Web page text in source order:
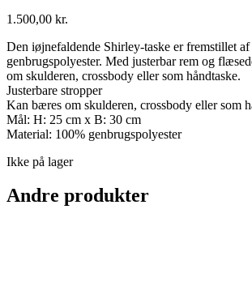
1.500,00 kr.
Den iøjnefaldende Shirley-taske er fremstillet
genbrugspolyester. Med justerbar rem og
om skulderen, crossbody eller som håndtaske.
Justerbare stropper
Kan bæres om skulderen, crossbody eller som
Mål: H: 25 cm x B: 30 cm
Material: 100% genbrugspolyester
Ikke på lager
Andre produkter